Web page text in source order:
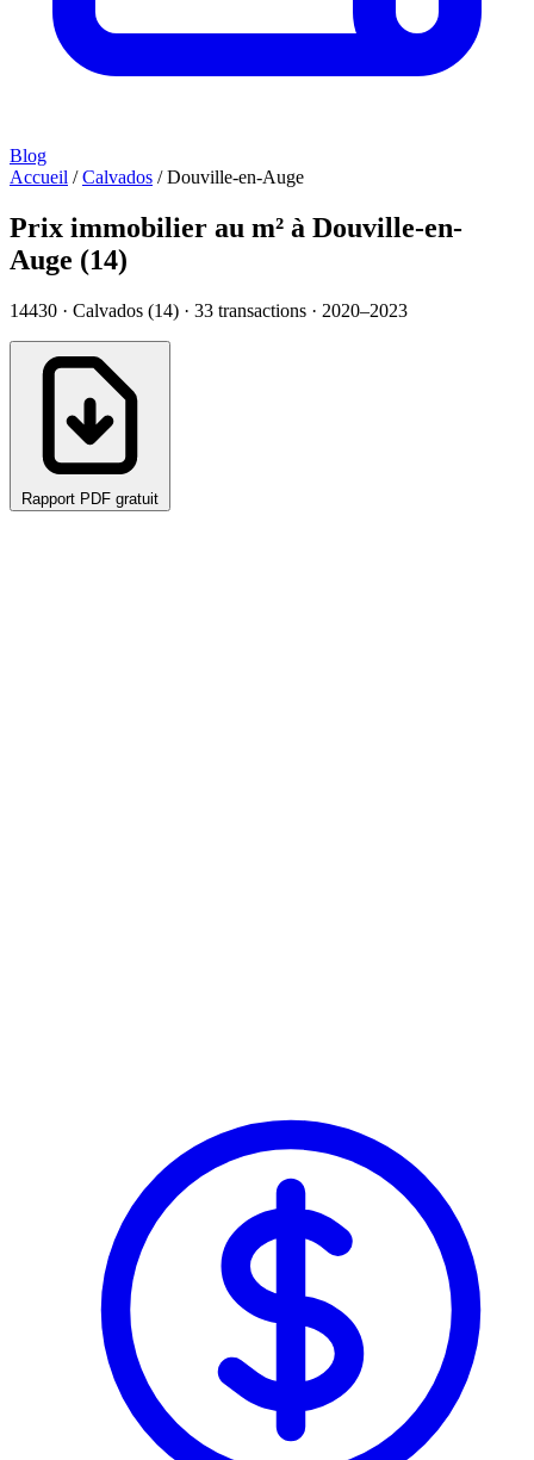
Blog
Accueil / Calvados / Douville-en-Auge
Prix immobilier au m² à Douville-en-
Auge (14)
14430 · Calvados (14) · 33 transactions · 2020–2023
Rapport PDF gratuit